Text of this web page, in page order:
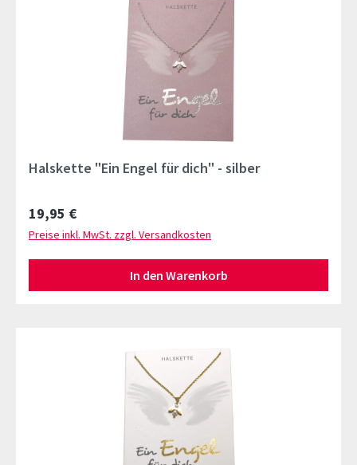
Halskette "Ein Engel für dich" - silber
Regulärer Preis:
19,95 €
Preise inkl. MwSt. zzgl. Versandkosten
In den Warenkorb